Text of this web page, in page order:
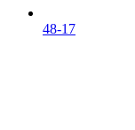
48-17